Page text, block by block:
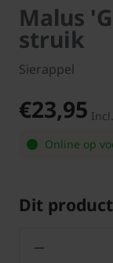
Malus
struik
Sierappel
€23,95
Online op
Dit